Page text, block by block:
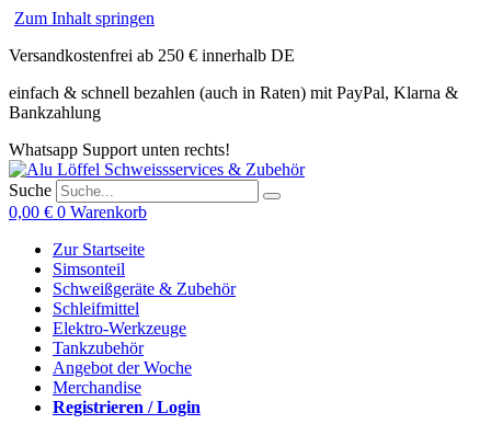
Zum Inhalt springen
Versandkostenfrei ab 250 € innerhalb DE
einfach & schnell bezahlen (auch in Raten) mit PayPal, Klarna &
Bankzahlung
Whatsapp Support unten rechts!
Suche
0,00 € 0 Warenkorb
Zur Startseite
Simsonteil
Schweißgeräte & Zubehör
Schleifmittel
Elektro-Werkzeuge
Tankzubehör
Angebot der Woche
Merchandise
Registrieren / Login